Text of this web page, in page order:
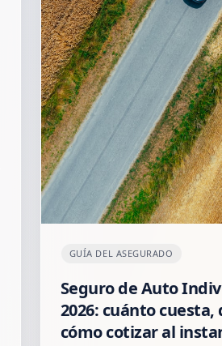
GUÍA DEL ASEGURADO
Seguro de Auto
2026: cuánto cuesta,
cómo cotizar al